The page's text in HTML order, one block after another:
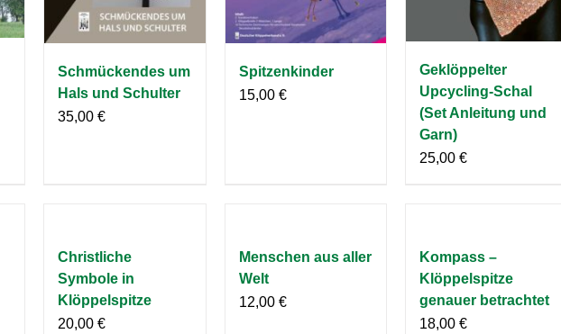
Schmückendes um
Hals und Schulter
35,00€
Spitzenkinder
15,00 €
Geklöppelter
Upcycling-Schal
(Set Anleitung und
Garn)
25,00 €
Christliche
Symbole in
Klöppelspitze
20,00€
Menschen aus aller
Welt
12,00 €
Kompass –
Klöppelspitze
genauer betrachtet
18,00 €